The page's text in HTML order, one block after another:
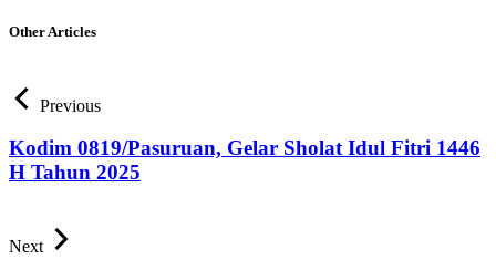
Other Articles
Previous
Kodim 0819/Pasuruan, Gelar Sholat Idul Fitri 1446
H Tahun 2025
Next